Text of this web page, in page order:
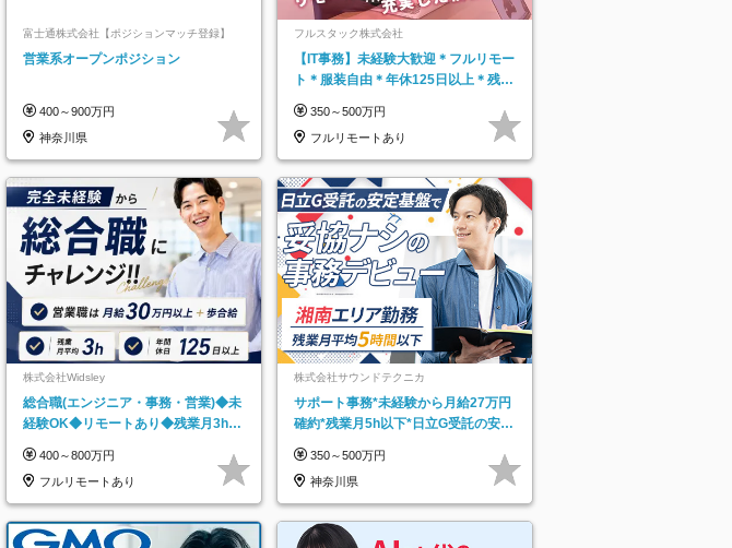
富士通株式会社【ポジションマッチ登録】
営業系オープンポジション
400～900万円
神奈川県
フルスタック株式会社
【IT事務】未経験大歓迎＊フルリモー
ト＊服装自由＊年休125日以上＊残業
350～500万円
フルリモートあり
株式会社Widsley
総合職(エンジニア・事務・営業)◆未
経験OK◆リモートあり◆残業月3h◆
400～800万円
フルリモートあり
株式会社サウンドテクニカ
サポート事務*未経験から月給27万円
確約*残業月5h以下*日立G受託の安定
350～500万円
神奈川県